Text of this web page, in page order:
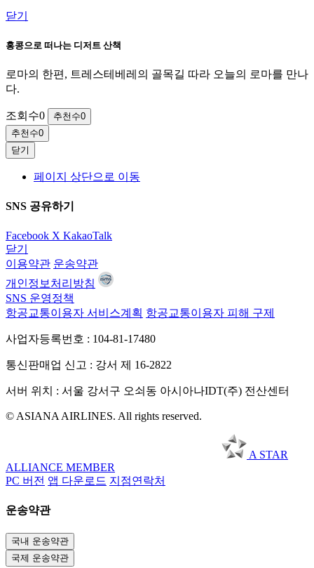
닫기
홍콩으로 떠나는 디저트 산책
로마의 한편, 트레스테베레의 골목길 따라 오늘의 로마를 만나
다.
조회수0 추천수0
추천수0
닫기
페이지 상단으로 이동
SNS 공유하기
Facebook X KakaoTalk
닫기
이용약관 운송약관
개인정보처리방침
SNS 운영정책
항공교통이용자 서비스계획 항공교통이용자 피해 구제
사업자등록번호 : 104-81-17480
통신판매업 신고 : 강서 제 16-2822
서버 위치 : 서울 강서구 오쇠동 아시아나IDT(주) 전산센터
© ASIANA AIRLINES. All rights reserved.
A STAR
ALLIANCE MEMBER
PC 버전 앱 다운로드 지점연락처
운송약관
국내 운송약관
국제 운송약관